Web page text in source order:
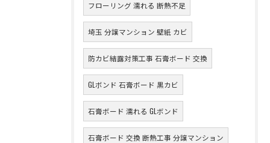
フローリング 濡れる 断熱不足
埼玉 分譲マンション 壁紙 カビ
防カビ結露対策工事 石膏ボード 交換
GLボンド 石膏ボード 黒カビ
石膏ボード 濡れる GLボンド
石膏ボード 交換 断熱工事 分譲マンション